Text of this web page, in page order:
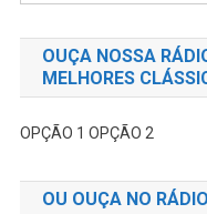
OUÇA NOSSA
MELHORES
OPÇÃO 1 OPÇÃO 2
OU OUÇA NO